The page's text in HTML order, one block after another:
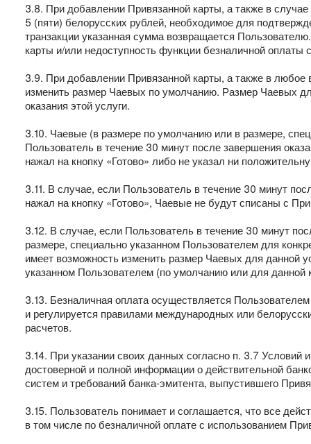
3.8. При добавлении Привязанной карты, а также в
5 (пяти) белорусских рублей, необходимое для
транзакции указанная сумма возвращается
карты и/или недоступность функции безналичной оплаты
3.9. При добавлении Привязанной карты, а также в
изменить размер Чаевых по умолчанию. Размер Чаевых
оказания этой услуги.
3.10. Чаевые (в размере по умолчанию или в размере,
Пользователь в течение 30 минут после завершения
нажал на кнопку «Готово» либо не указал ни
3.11. В случае, если Пользователь в течение 30 минут
нажал на кнопку «Готово», Чаевые не будут списаны с
3.12. В случае, если Пользователь в течение 30 минут
размере, специально указанном Пользователем для
имеет возможность изменить размер Чаевых для данной
указанном Пользователем (по умолчанию или для данной
3.13. Безналичная оплата осуществляется
и регулируется правилами международных или
расчетов.
3.14. При указании своих данных согласно п. 3.7
достоверной и полной информации о действительной
систем и требований банка-эмитента, выпустившего
3.15. Пользователь понимает и соглашается, что все
в том числе по безналичной оплате с использованием